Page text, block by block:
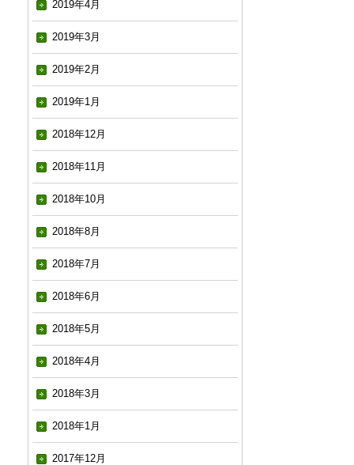
2019年4月
2019年3月
2019年2月
2019年1月
2018年12月
2018年11月
2018年10月
2018年8月
2018年7月
2018年6月
2018年5月
2018年4月
2018年3月
2018年1月
2017年12月